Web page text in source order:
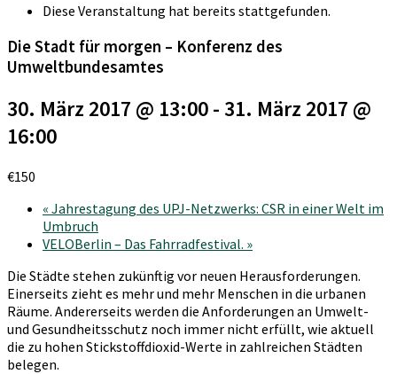
Diese Veranstaltung hat bereits stattgefunden.
Die Stadt für morgen – Konferenz des
Umweltbundesamtes
30. März 2017 @ 13:00- 31. März 2017 @
16:00
€150
« Jahrestagung des UPJ-Netzwerks: CSR in einer Welt im
Umbruch
VELOBerlin – Das Fahrradfestival. »
Die Städte stehen zukünftig vor neuen Herausforderungen.
Einerseits zieht es mehr und mehr Menschen in die urbanen
Räume. Andererseits werden die Anforderungen an Umwelt-
und Gesundheitsschutz noch immer nicht erfüllt, wie aktuell
die zu hohen Stickstoffdioxid-Werte in zahlreichen Städten
belegen.